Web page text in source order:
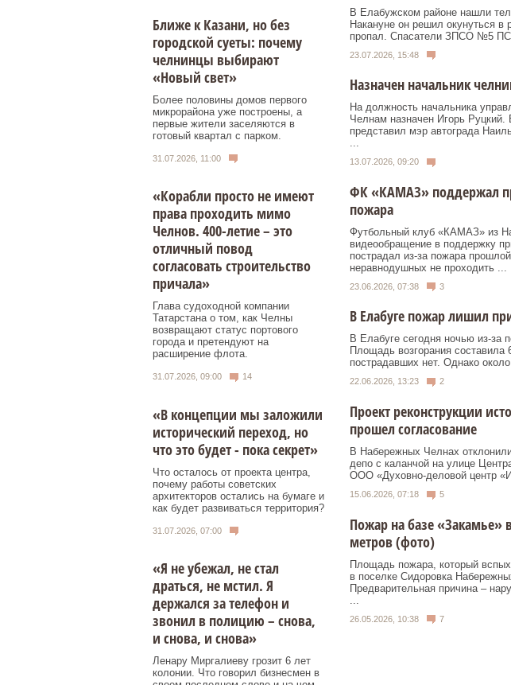
Ближе к Казани, но без
городской суеты: почему
челнинцы выбирают
«Новый свет»
Более половины домов первого
микрорайона уже построены, а
первые жители заселяются в
готовый квартал с парком.
31.07.2026, 11:00
«Корабли просто не имеют
права проходить мимо
Челнов. 400-летие – это
отличный повод
согласовать строительство
причала»
Глава судоходной компании
Татарстана о том, как Челны
возвращают статус портового
города и претендуют на
расширение флота.
31.07.2026, 09:00 14
«В концепции мы заложили
исторический переход, но
что это будет - пока секрет»
Что осталось от проекта центра,
почему работы советских
архитекторов остались на бумаге и
как будет развиваться территория?
31.07.2026, 07:00
«Я не убежал, не стал
драться, не мстил. Я
держался за телефон и
звонил в полицию – снова,
и снова, и снова»
Ленару Миргалиеву грозит 6 лет
колонии. Что говорил бизнесмен в
В Елабужском районе нашли
Накануне он решил окунуться в
пропал. Спасатели ЗПСО №5
23.07.2026, 15:48
Назначен начальник
На должность начальника
Челнам назначен Игорь
представил мэр автограда
...
13.07.2026, 09:20
ФК «КАМАЗ» поддержал
пожара
Футбольный клуб «КАМАЗ» из
видеообращение в поддержку
пострадал из-за пожара
неравнодушных не проходить ...
23.06.2026, 07:38 3
В Елабуге пожар лишил
В Елабуге сегодня ночью из-за
Площадь возгорания составила
пострадавших нет. Однако
22.06.2026, 13:23 2
Проект реконструкции
прошел согласование
В Набережных Челнах
депо с каланчой на улице
ООО «Духовно-деловой центр
15.06.2026, 07:18 5
Пожар на базе «Закамье»
метров (фото)
Площадь пожара, который
в поселке Сидоровка
Предварительная причина –
26.05.2026, 10:38 7